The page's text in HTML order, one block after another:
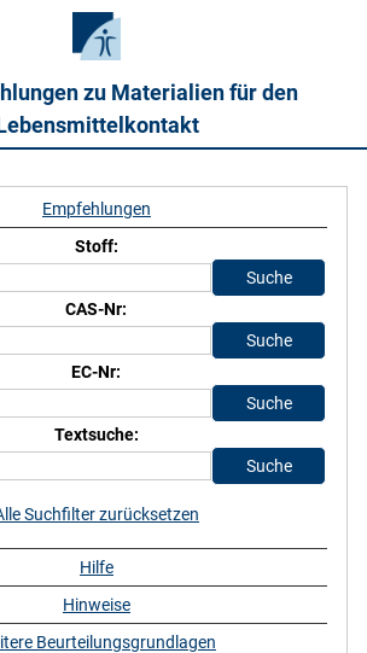
zu Materialien für den
Empfehlungen
Stoff:
CAS-Nr:
EC-Nr:
Textsuche:
Suchfilter zurücksetzen
Hilfe
Hinweise
Beurteilungsgrundlagen